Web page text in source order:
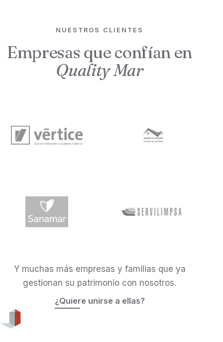
NUESTROS CLIENTES
Empresas que confían en
Quality Mar
Y muchas más empresas y familias que ya
gestionan su patrimonio con nosotros.
¿Quiere unirse a ellas?